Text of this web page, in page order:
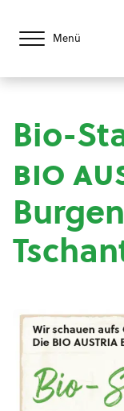
Menü
Bio-
bio